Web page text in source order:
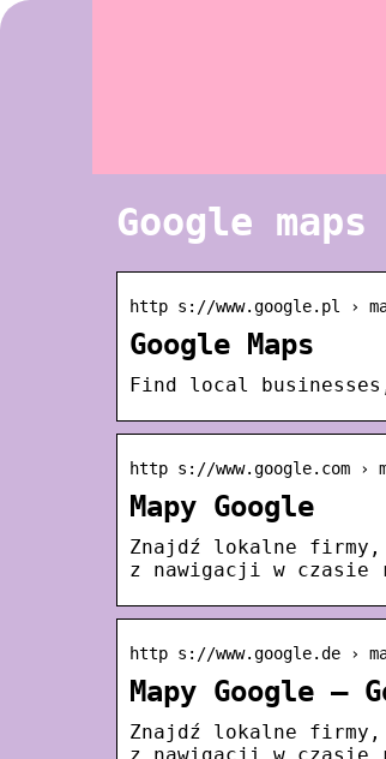
Google
http s://www.google.pl ›
Google Maps
Find local
http s://www.google.com ›
Mapy Google
Znajdź lokalne firmy,
z nawigacji w czasie
http s://www.google.de ›
Mapy Google –
Znajdź lokalne firmy,